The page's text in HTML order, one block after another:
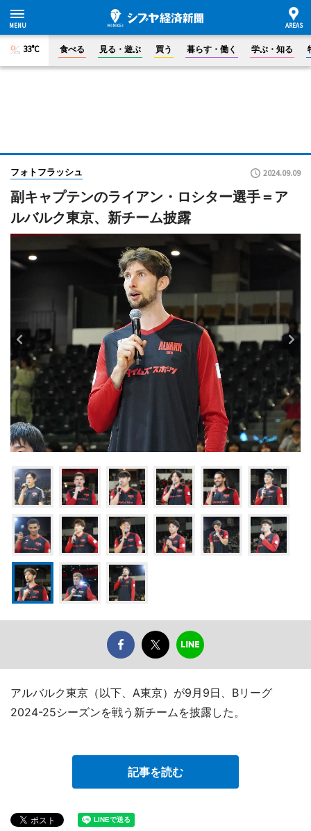
33°C 食べる 見る・遊ぶ 買う 暮らす・働く 学ぶ・知る
フォトフラッシュ 2024.09.09
副キャプテンのライアン・ロシター選手＝ア
ルバルク東京、新チーム披露
アルバルク東京（以下、A東京）が9月9日、Bリーグ
2024-25シーズンを戦う新チームを披露した。
記事を読む